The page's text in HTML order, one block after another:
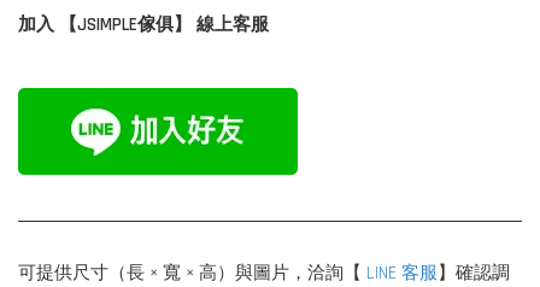
加入 【JSIMPLE傢俱】 線上客服
可提供尺寸（長 × 寬 × 高）與圖片，洽詢【 LINE 客服】確認調